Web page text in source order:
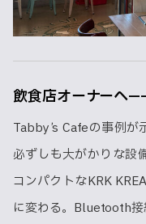
飲食店オーナーへ
Tabby’s Cafeの事例
必ずしも大がかりな設
コンパクトなKRK
に変わる。Bluetooth